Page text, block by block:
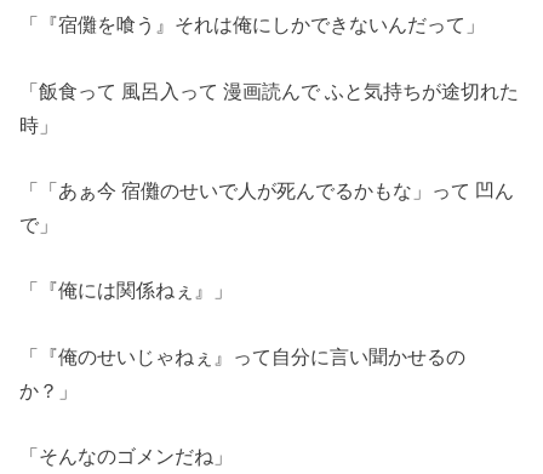
「『宿儺を喰う』それは俺にしかできないんだって」
「飯食って 風呂入って 漫画読んで ふと気持ちが途切れた
時」
「「あぁ今 宿儺のせいで人が死んでるかもな」って 凹ん
で」
「『俺には関係ねぇ』」
「『俺のせいじゃねぇ』って自分に言い聞かせるの
か？」
「そんなのゴメンだね」